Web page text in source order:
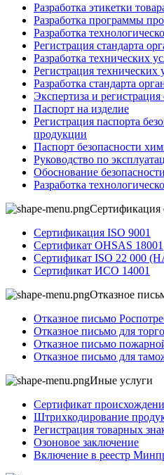
Разработка этикетки
Разработка программы
Разработка
Регистрация стандарта
Разработка технических
Регистрация
Разработка стандарта
Экспертиза и регистрация
Паспорт на изделие
Регистрация паспорта
продукции
Паспорт безопасности
Руководство по
Обоснование безопасности
Разработка
Сертификация
Сертификация ISO 9001
Сертификат OHSAS 18001
Сертификат ISO 22 000
Сертификат ИСО 14001
Отказное
Отказное письмо
Отказное письмо для
Отказное письмо
Отказное письмо для
Иные услуги
Сертификат
Штрихкодирование
Регистрация товарных
Озоновое заключение
Включение в реестр